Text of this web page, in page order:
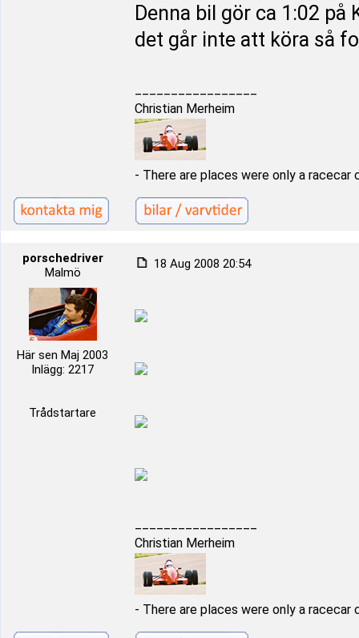
Denna bil gör ca 1:02
det går inte att köra så
Christian Merheim
- There are places were only a racecar
porschedriver
Malmö
Här sen Maj 2003
Inlägg: 2217
Trådstartare
18 Aug 2008 20:54
Christian Merheim
- There are places were only a racecar